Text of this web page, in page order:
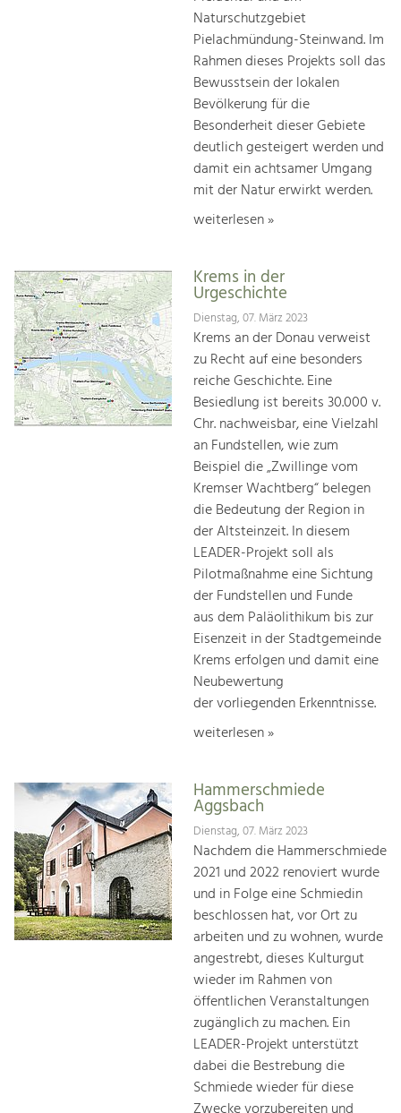
Naturschutzgebiet
Pielachmündung-Steinwand. Im
Rahmen dieses Projekts soll das
Bewusstsein der lokalen
Bevölkerung für die
Besonderheit dieser Gebiete
deutlich gesteigert werden und
damit ein achtsamer Umgang
mit der Natur erwirkt werden.
weiterlesen »
Krems in der
Urgeschichte
Dienstag, 07. März 2023
Krems an der Donau verweist
zu Recht auf eine besonders
reiche Geschichte. Eine
Besiedlung ist bereits 30.000 v.
Chr. nachweisbar, eine Vielzahl
an Fundstellen, wie zum
Beispiel die „Zwillinge vom
Kremser Wachtberg“ belegen
die Bedeutung der Region in
der Altsteinzeit. In diesem
LEADER-Projekt soll als
Pilotmaßnahme eine Sichtung
der Fundstellen und Funde
aus dem Paläolithikum bis zur
Eisenzeit in der Stadtgemeinde
Krems erfolgen und damit eine
Neubewertung
der vorliegenden Erkenntnisse.
weiterlesen »
Hammerschmiede
Aggsbach
Dienstag, 07. März 2023
Nachdem die Hammerschmiede
2021 und 2022 renoviert wurde
und in Folge eine Schmiedin
beschlossen hat, vor Ort zu
arbeiten und zu wohnen, wurde
angestrebt, dieses Kulturgut
wieder im Rahmen von
öffentlichen Veranstaltungen
zugänglich zu machen. Ein
LEADER-Projekt unterstützt
dabei die Bestrebung die
Schmiede wieder für diese